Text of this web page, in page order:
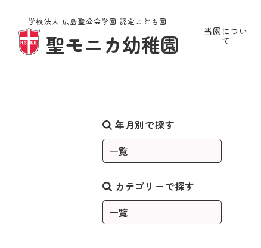
学校法人 広島聖公会学園 認定こども園
聖モニカ幼稚園
当園につい
て
お知らせ
年月別で探す
カテゴリーで探す